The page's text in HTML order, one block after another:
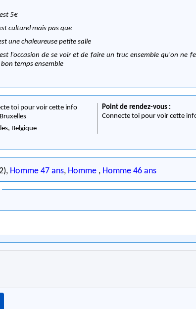
5€
culturel mais pas que
une chaleureuse petite salle
l'occasion de se voir et de faire un truc ensemble qu'on ne
temps ensemble
toi pour voir cette info
Bruxelles
Belgique
Point de rendez-vous :
Connecte toi pour voir cette
Homme 47 ans, Homme , Homme 46 ans